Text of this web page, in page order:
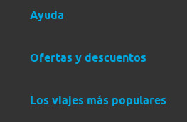
Ayuda
Ofertas y descuentos
Los viajes más populares